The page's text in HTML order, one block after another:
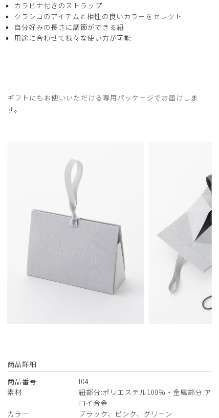
カラビナ付きのストラップ
クラシコのアイテムと相性の良いカラーをセレクト
自分好みの長さに調節ができる紐
用途に合わせて様々な使い方が可能
ギフトにもお使いいただける専用パッケージでお届けしま
す。
商品詳細
商品番号
I04
素材
紐部分:ポリエステル100%・金属部分:ア
ロイ合金
カラー
ブラック、ピンク、グリーン